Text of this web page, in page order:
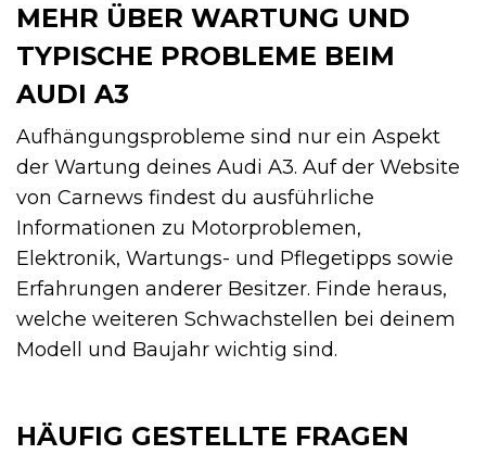
MEHR ÜBER WARTUNG UND
TYPISCHE PROBLEME BEIM
AUDI A3
Aufhängungsprobleme sind nur ein Aspekt
der Wartung deines Audi A3. Auf der Website
von Carnews findest du ausführliche
Informationen zu Motorproblemen,
Elektronik, Wartungs- und Pflegetipps sowie
Erfahrungen anderer Besitzer. Finde heraus,
welche weiteren Schwachstellen bei deinem
Modell und Baujahr wichtig sind.
HÄUFIG GESTELLTE FRAGEN